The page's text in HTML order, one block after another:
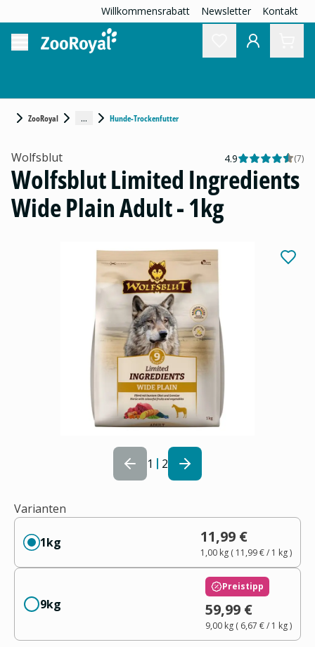
Willkommensrabatt Newsletter Kontakt
ZooRoyal ... Hunde-Trockenfutter
1 2
Wolfsblut 4.9 (7)
Wolfsblut Limited Ingredients
Wide Plain Adult - 1kg
Varianten
1kg 11,99 €
1,00 kg( 11,99 €/ 1 kg)
9kg
Preistipp
59,99 €
9,00 kg( 6,67 €/ 1 kg)